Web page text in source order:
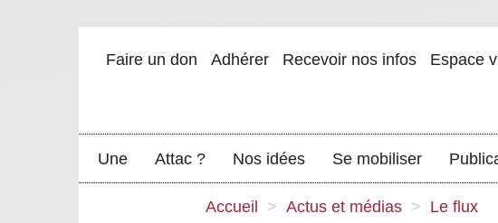
Faire un don Adhérer Recevoir nos infos Espace
Une Attac ? Nos idées Se mobiliser
Accueil > Actus et médias > Le flux